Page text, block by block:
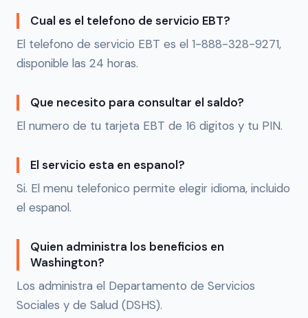
Cual es el telefono de servicio EBT?
El telefono de servicio EBT es el 1-888-328-9271,
disponible las 24 horas.
Que necesito para consultar el saldo?
El numero de tu tarjeta EBT de 16 digitos y tu PIN.
El servicio esta en espanol?
Si. El menu telefonico permite elegir idioma, incluido
el espanol.
Quien administra los beneficios en
Washington?
Los administra el Departamento de Servicios
Sociales y de Salud (DSHS).